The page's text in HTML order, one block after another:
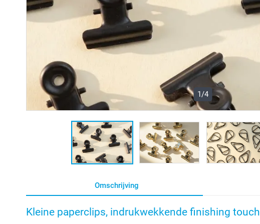
1/4
Omschrijving
Kleine paperclips, indrukwekkende finishing touch